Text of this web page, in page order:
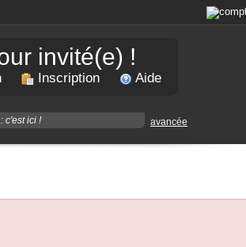
invité(e) !
Inscription Aide
avancée